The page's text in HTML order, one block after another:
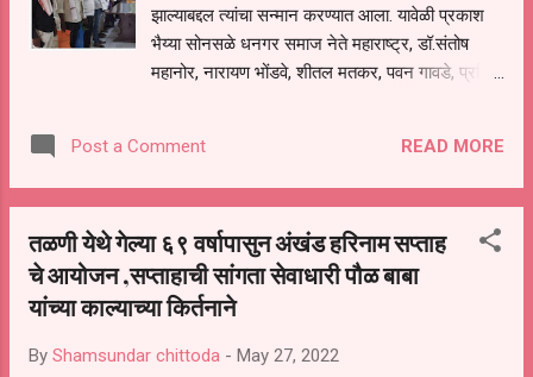
झाल्याबद्दल त्यांचा सन्मान करण्यात आला‌. यावेळी प्रकाश
भैय्या सोनसळे धनगर समाज नेते महाराष्ट्र, डॉ.संतोष
महानोर, नारायण भोंडवे, शीतल मतकर, पवन गावडे, प्रजित
प्रभाळे, मयुर खोमणे, योगेश केसकर , कृष्णा पितळे सरपंच,
अविनाश बारणे,सुरेश देवडे, नारायण धापसे, महादेव हजारे,
सूर्यकांत , साईनाथ गावडे, सुधाकर वैद्य,शिवराम शिरगिरे,
खांडेकर भैय्या ,परमेश्वर तागड, वैद्य सर,गुरव भैय्या,
आजीनाथ भोंडवे,रूषीकेश भोंडवे, भाऊसाहेब भोंडवे,
सोहळा संपन्न झाला.
Post a Comment READ MORE
तळणी येथे गेल्या ६९ वर्षापासुन अंखंड हरिनाम सप्ताह
चे आयोजन ,सप्ताहाची सांगता सेवाधारी पौळ बाबा
यांच्या काल्याच्या किर्तनाने
By Shamsundar chittoda - May 27, 2022